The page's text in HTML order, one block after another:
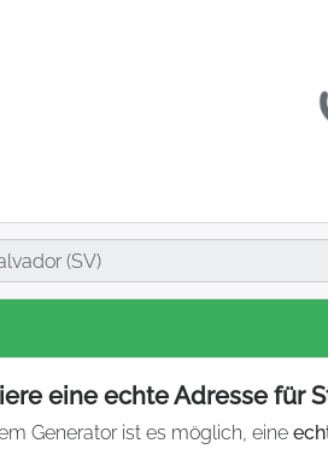
(SV)
eine echte Adresse für
Generator ist es möglich, eine